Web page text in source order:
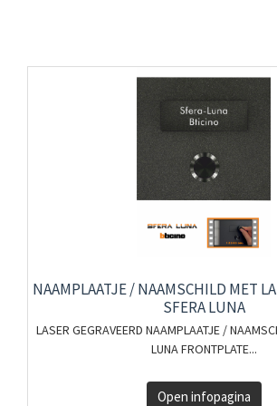
NAAMPLAATJE / NAAMSCHILD MET
SFERA LUNA
LASER GEGRAVEERD NAAMPLAATJE /
LUNA FRONTPLATE...
Open infopagina